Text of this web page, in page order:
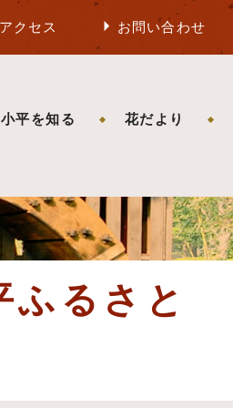
クセス お問い合わせ
平を知る 花だより
るさと